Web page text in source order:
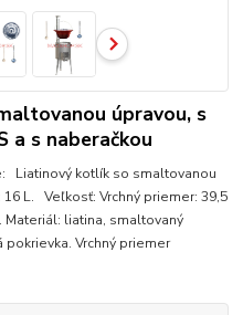
úpravou, s
a s naberačkou
Liatinový kotlík so smaltovanou
L. Veľkosť: Vrchný priemer: 39,5
Materiál: liatina, smaltovaný
Vrchný priemer